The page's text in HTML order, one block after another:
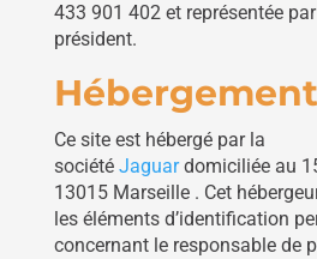
433 901 402 et représentée par
président.
Hébergement
Ce site est hébergé par la
société Jaguar domiciliée au
13015 Marseille . Cet
les éléments d’identification
concernant le responsable de